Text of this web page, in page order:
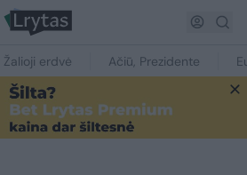
Žalioji erdvė Ačiū, Prezidente